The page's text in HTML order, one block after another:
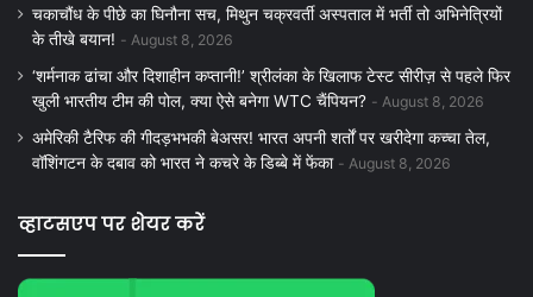
चकाचौंध के पीछे का घिनौना सच, मिथुन चक्रवर्ती अस्पताल में भर्ती तो अभिनेत्रियों
के तीखे बयान!
August 8, 2026
‘शर्मनाक ढांचा और दिशाहीन कप्तानी!’ श्रीलंका के खिलाफ टेस्ट सीरीज़ से पहले फिर
खुली भारतीय टीम की पोल, क्या ऐसे बनेगा WTC चैंपियन?
August 8, 2026
अमेरिकी टैरिफ की गीदड़भभकी बेअसर! भारत अपनी शर्तों पर खरीदेगा कच्चा तेल,
वॉशिंगटन के दबाव को भारत ने कचरे के डिब्बे में फेंका
August 8, 2026
व्हाटसएप पर शेयर करें